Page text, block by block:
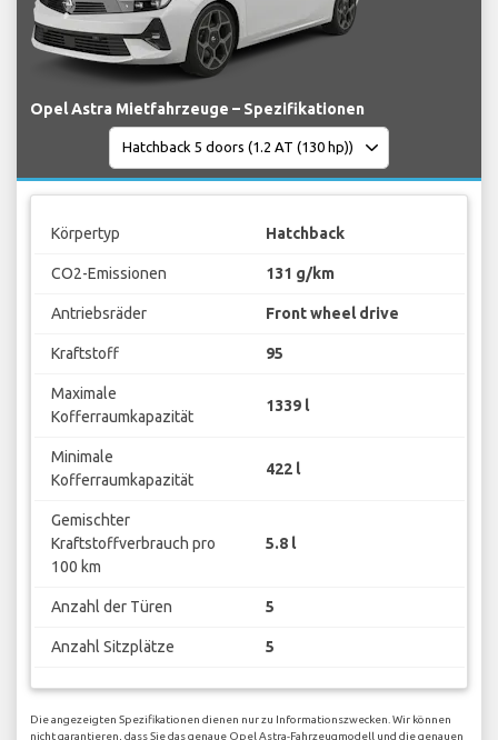
Opel Astra Mietfahrzeuge – Spezifikationen
Körpertyp Hatchback
CO2-Emissionen 131 g/km
Antriebsräder Front wheel drive
Kraftstoff 95
Maximale
Kofferraumkapazität
1339 l
Minimale
Kofferraumkapazität
422 l
Gemischter
Kraftstoffverbrauch pro
100 km
5.8 l
Anzahl der Türen 5
Anzahl Sitzplätze 5
Die angezeigten Spezifikationen dienen nur zu Informationszwecken. Wir können
nicht garantieren, dass Sie das genaue Opel Astra-Fahrzeugmodell und die genauen